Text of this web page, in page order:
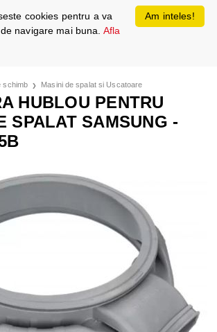
schimb Masini de spalat si Uscatoare
HUBLOU PENTRU
SPALAT SAMSUNG -
Am inteles!
cookies pentru a va
navigare mai buna. Afla